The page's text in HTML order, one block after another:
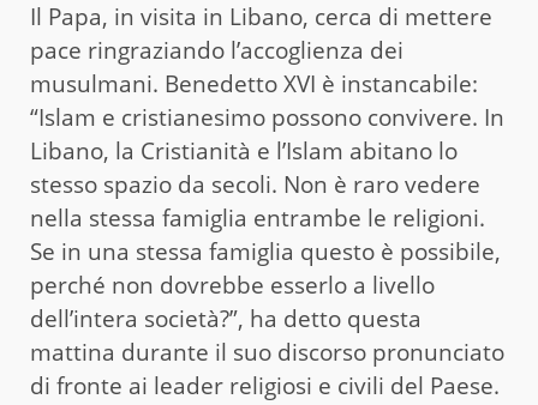
Il Papa, in visita in Libano, cerca di mettere
pace ringraziando l’accoglienza dei
musulmani. Benedetto XVI è instancabile:
“Islam e cristianesimo possono convivere. In
Libano, la Cristianità e l’Islam abitano lo
stesso spazio da secoli. Non è raro vedere
nella stessa famiglia entrambe le religioni.
Se in una stessa famiglia questo è possibile,
perché non dovrebbe esserlo a livello
dell’intera società?”, ha detto questa
mattina durante il suo discorso pronunciato
di fronte ai leader religiosi e civili del Paese.